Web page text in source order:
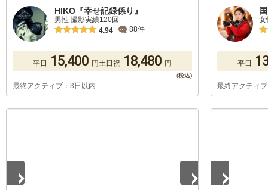
HIKO『幸せ記録係り』
男性 撮影実績120回
4.94
88件
平日 15,400 円土日祝 18,480 円
最終アクティブ：3日以内
女
平日
最終アクティ